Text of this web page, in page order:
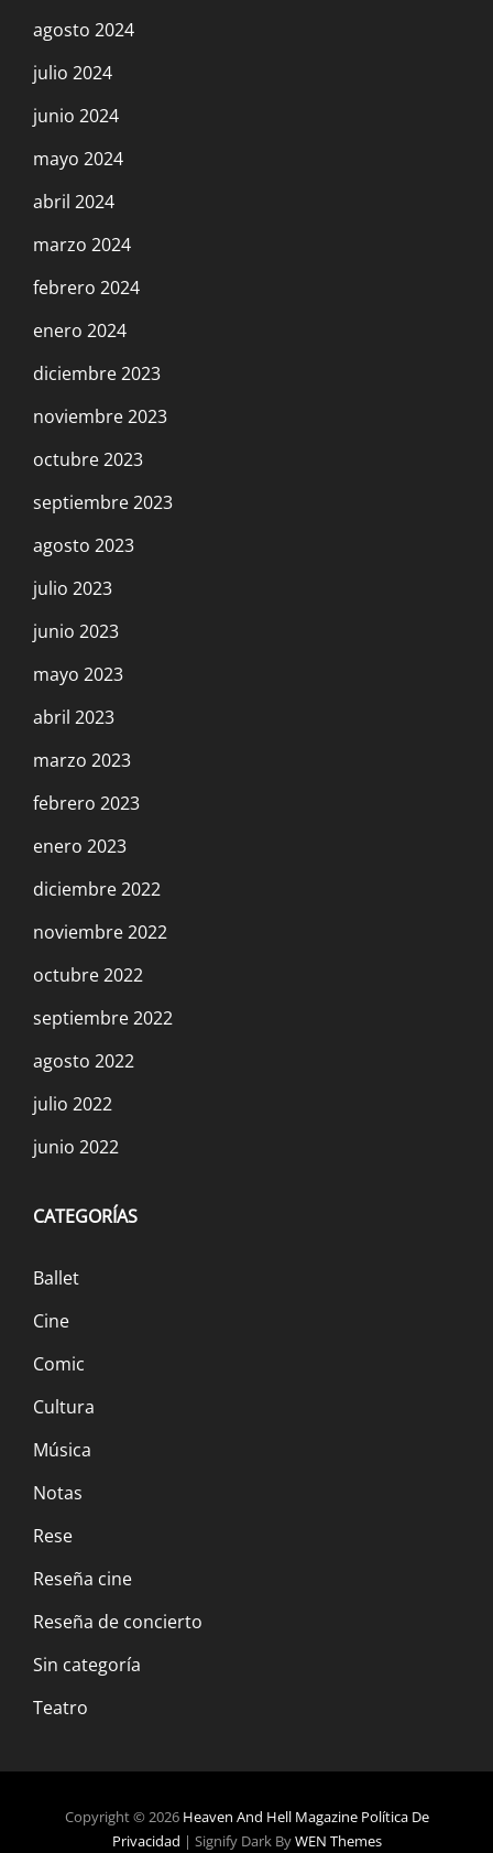
agosto 2024
julio 2024
junio 2024
mayo 2024
abril 2024
marzo 2024
febrero 2024
enero 2024
diciembre 2023
noviembre 2023
octubre 2023
septiembre 2023
agosto 2023
julio 2023
junio 2023
mayo 2023
abril 2023
marzo 2023
febrero 2023
enero 2023
diciembre 2022
noviembre 2022
octubre 2022
septiembre 2022
agosto 2022
julio 2022
junio 2022
CATEGORÍAS
Ballet
Cine
Comic
Cultura
Música
Notas
Rese
Reseña cine
Reseña de concierto
Sin categoría
Teatro
Copyright © 2026 Heaven And Hell Magazine Política De
Privacidad | Signify Dark ByWEN Themes